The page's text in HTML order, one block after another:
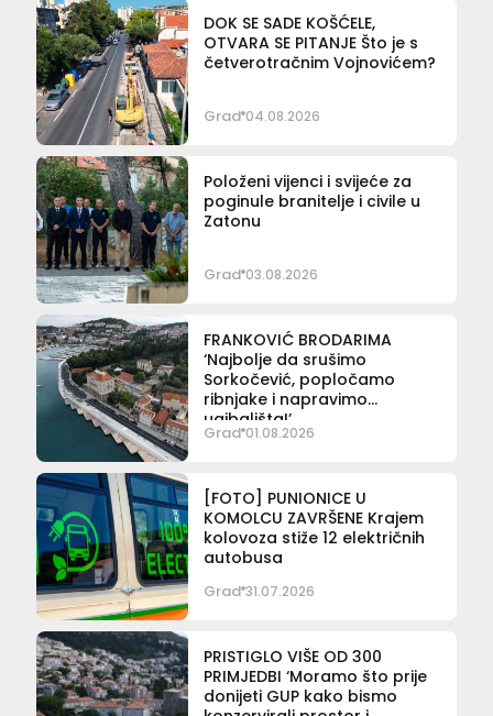
DOK SE SADE KOŠĆELE,
OTVARA SE PITANJE Što je s
četverotračnim Vojnovićem?
Grad 04.08.2026
Položeni vijenci i svijeće za
poginule branitelje i civile u
Zatonu
Grad 03.08.2026
FRANKOVIĆ BRODARIMA
‘Najbolje da srušimo
Sorkočević, popločamo
ribnjake i napravimo
ugibališta!’
Grad 01.08.2026
[FOTO] PUNIONICE U
KOMOLCU ZAVRŠENE Krajem
kolovoza stiže 12 električnih
autobusa
Grad 31.07.2026
PRISTIGLO VIŠE OD 300
PRIMJEDBI ‘Moramo što prije
donijeti GUP kako bismo